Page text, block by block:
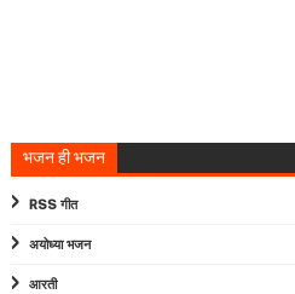
भजन ही भजन
RSS गीत
अयोध्या भजन
आरती